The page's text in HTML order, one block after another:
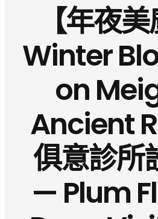
【年夜美
Winter
on
Ancient
俱意診所
— Plum